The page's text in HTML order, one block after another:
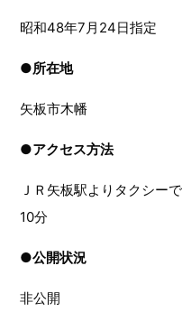
昭和48年7月24日指定
●所在地
矢板市木幡
●アクセス方法
ＪＲ矢板駅よりタクシー
10分
●公開状況
非公開